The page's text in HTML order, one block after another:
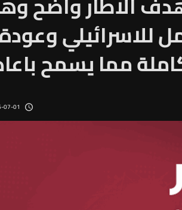
للاسرائيلي
مما يسمح
01 | 14:32